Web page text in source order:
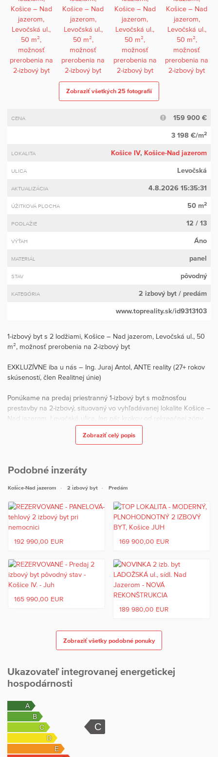
Zobraziť všetkých 25 fotografií
CENA 159 900 €
3 198 €/m2
LOKALITA Košice IV, Košice-Nad jazerom
ULICA Levočská
AKTUALIZÁCIA 4.8.2026 15:35:31
ÚŽITKOVÁ PLOCHA 50 m2
PODLAŽIE 12 / 13
VÝŤAH Áno
MATERIÁL panel
STAV pôvodný
KATEGÓRIA 2 izbový byt / predám
www.topreality.sk/id9313103
1-izbový byt s 2 lodžiami, Košice – Nad jazerom, Levočská ul., 50
m², možnosť prerobenia na 2-izbový byt
EXKLUZÍVNE iba u nás – Ing. Juraj Antol, ANTE reality (27+ rokov
skúseností, člen Realitnej únie)
Ponúkame na predaj priestranný 1-izbový byt s možnosťou
prestavby na 2-izbový, situovaný vo vyhľadávanej lokalite Košice –
Nad jazerom, Levočská ulica, len pár krokov od rekreačnej zóny
- výmera: cca 50 m² (byt: 40,7 m², 2× lodžia: cca 8 m², pivnica: cca
- 12. poschodie / z 13. poschodí s pekným panoramatickým
výhľadom
- osobné vlastníctvo (možnosť financovania hypotékou)
- podiel na pozemku pod bytovým domom v cene
- 2× výťah
- zateplený bytový dom
Dispozícia:
- priestranná izba (oddelená denná a nočná časť)
- kúpeľňa
2-izbový byt, čo z neho robí výbornú investičnú príležitosť.
- Byt je v zachovalom pôvodnom stave s čiastočnými úpravami:
plastové okná, parkety, vstavaná skriňa, kuchynská linka
- Ideálny na rekonštrukciu podľa vlastných predstáv.
Zobraziť celý popis
Podobné inzeráty
Košice-Nad jazerom 2 izbový byt Predám
192 990,00 EUR 169 900,00 EUR
165 990,00 EUR
189 980,00 EUR
Zobraziť všetky podobné ponuky
Ukazovateľ integrovanej energetickej
hospodárnosti